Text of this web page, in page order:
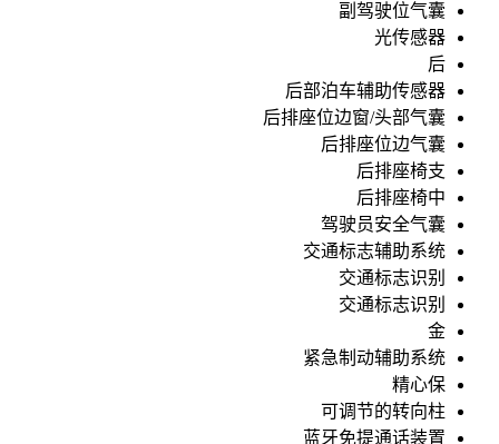
副驾驶位气囊
光传感器
后
后部泊车辅助传感器
后排座位边窗/头部气囊
后排座位边气囊
后排座椅支
后排座椅中
驾驶员安全气囊
交通标志辅助系统
交通标志识别
交通标志识别
金
紧急制动辅助系统
精心保
可调节的转向柱
蓝牙免提通话装置